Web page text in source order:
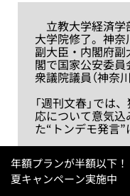
立教大学経済学
大学院修了。神
副大臣・内閣府
閣で国家公安委員
衆議院議員（神奈川
「週刊文春」では
応について意気
た“トンデモ発言”
「危ないからク
委員長のトンデモ
年額プランが半額以下！
夏キャンペーン実施中